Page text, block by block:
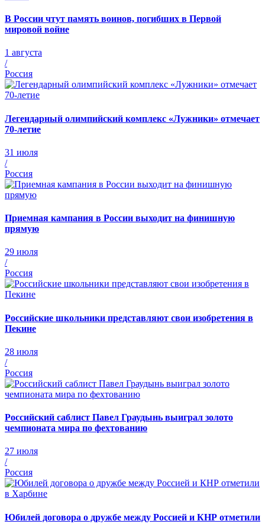
В России чтут память воинов, погибших в Первой
мировой войне
1 августа
/
Россия
Легендарный олимпийский комплекс «Лужники» отмечает
70-летие
31 июля
/
Россия
Приемная кампания в России выходит на финишную
прямую
29 июля
/
Россия
Российские школьники представляют свои изобретения в
Пекине
28 июля
/
Россия
Российский саблист Павел Граудынь выиграл золото
чемпионата мира по фехтованию
27 июля
/
Россия
Юбилей договора о дружбе между Россией и КНР отметили